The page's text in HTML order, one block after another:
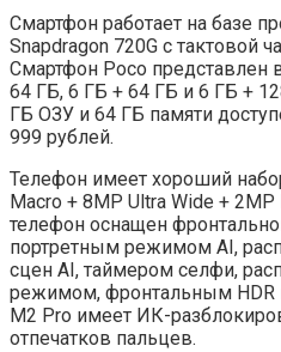
Смартфон работает на базе
Snapdragon 720G с тактовой
Смартфон Poco представлен
64 ГБ, 6 ГБ + 64 ГБ и 6 ГБ +
ГБ ОЗУ и 64 ГБ памяти
999 рублей.
Телефон имеет хороший
Macro + 8MP Ultra Wide +
телефон оснащен
портретным режимом AI,
сцен AI, таймером селфи,
режимом, фронтальным HDR
M2 Pro имеет ИК-
отпечатков пальцев.